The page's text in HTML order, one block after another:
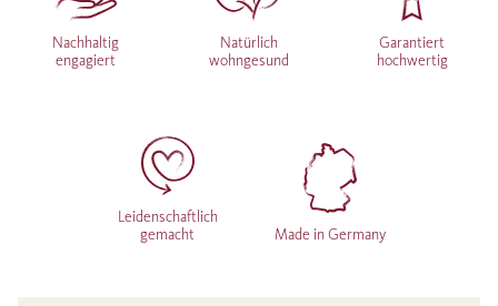
Nachhaltig
engagiert
Natürlich
wohngesund
Garantiert
hochwertig
Leidenschaftlich
gemacht
Made in Germany